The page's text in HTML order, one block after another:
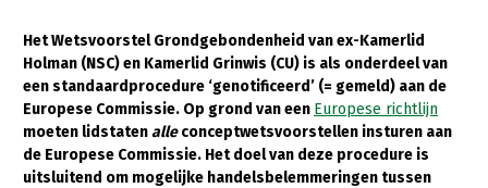
Thema’s
Gezonde planten
Gezonde dieren
Natuur, klimaat en energie
Het Wetsvoorstel Grondgebondenheid van ex-Kamerlid
Holman (NSC) en Kamerlid Grinwis (CU) is als onderdeel van
een standaardprocedure ‘genotificeerd’ (= gemeld) aan de
Europese Commissie. Op grond van een Europese richtlijn
moeten lidstatenalleconceptwetsvoorstellen insturen aan
de Europese Commissie. Het doel van deze procedure is
uitsluitend om mogelijke handelsbelemmeringen tussen